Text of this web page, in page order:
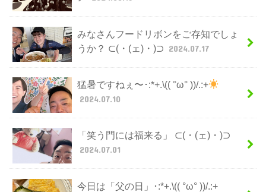
みなさんフードリボンをご存知でしょ
うか？ ⊂(・(ェ)・)⊃ 2024.07.17
猛暑ですねぇ〜･:*+.\(( °ω° ))/.:+
2024.07.10
「笑う門には福来る」 ⊂(・(ェ)・)⊃
2024.07.01
今日は「父の日」･:*+.\(( °ω° ))/.:+